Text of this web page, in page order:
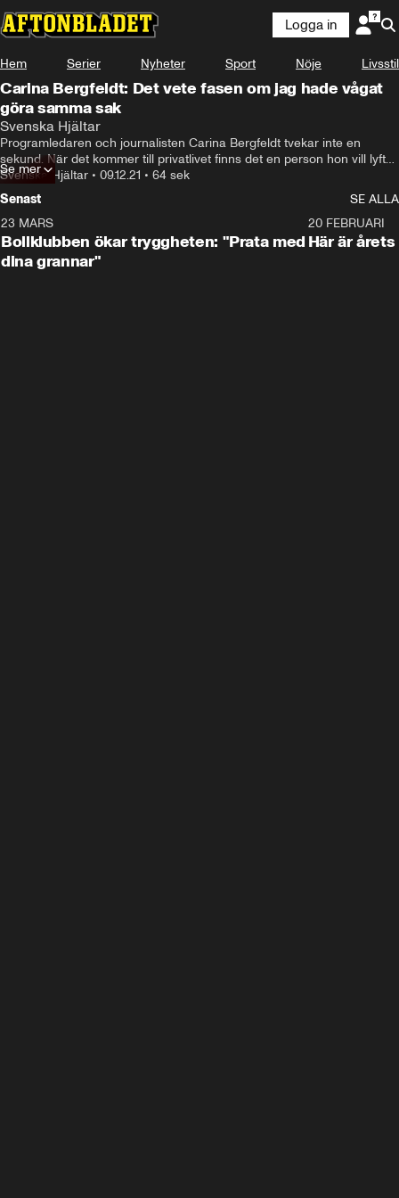
Logga in
Hem Serier Nyheter Sport Nöje Livsstil
Carina Bergfeldt: Det vete fasen om jag hade vågat
göra samma sak
Svenska Hjältar
Programledaren och journalisten Carina Bergfeldt tvekar inte en
sekund. När det kommer till privatlivet finns det en person hon vill lyfta
fram som sin egen hjälte – sin make Jesper Zølck.
– Han blev kär i mig och han hade ett jättebra jobb i Danmark, väldigt
hög fast lön och sa upp sig från hela skiten bara för att han var kär i
mig.
Svenska Hjältar • 09.12.21 • 64 sek
Se mer
Senast
SE ALLA
23 MARS
Bollklubben ökar tryggheten: "Prata med
dina grannar"
20 FEBRUARI
Här är